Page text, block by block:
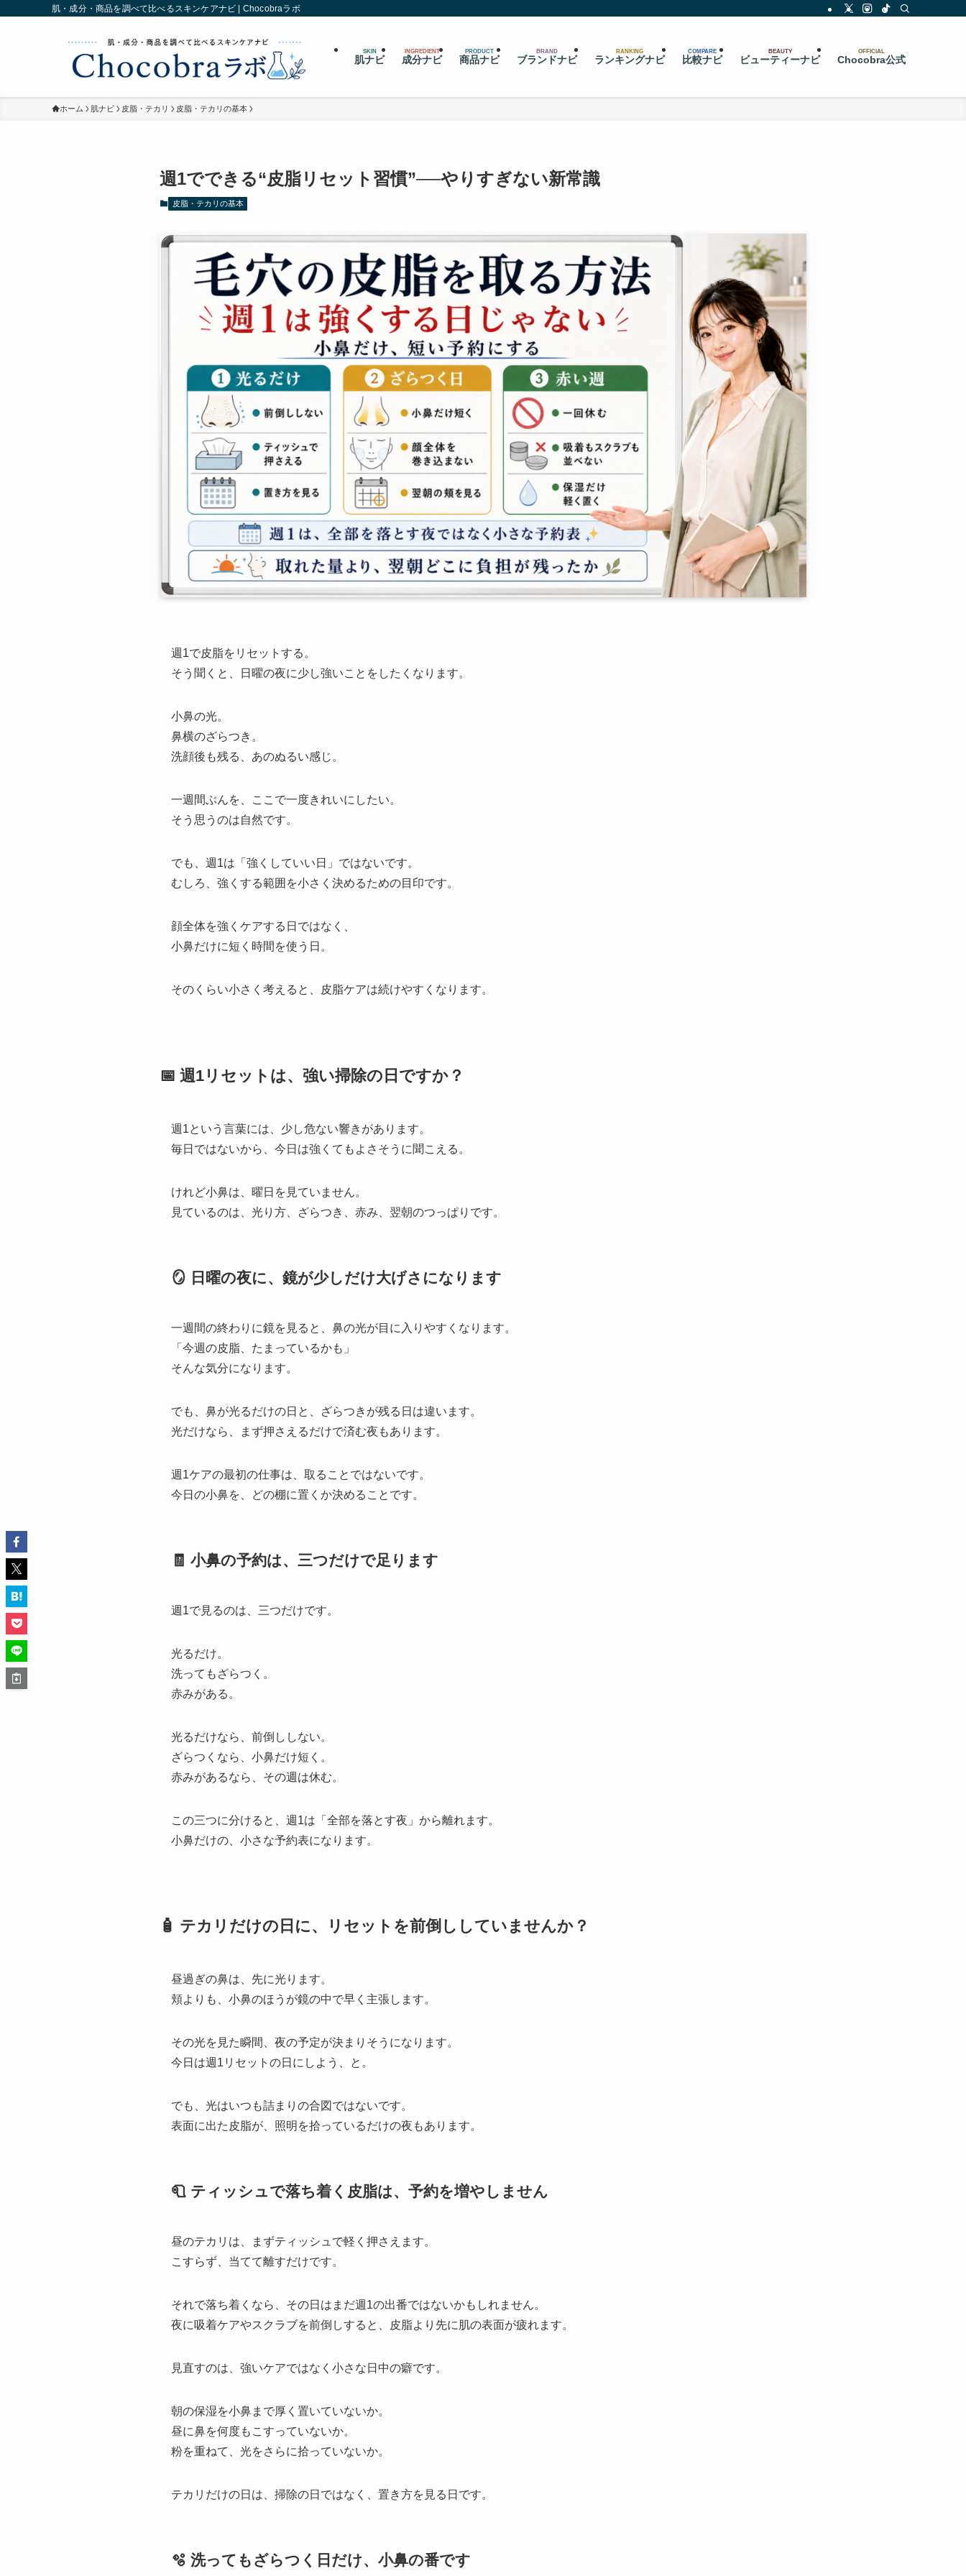
肌・成分・商品を調べて比べるスキンケアナビ | Chocobraラボ
SKIN
肌ナビ
INGREDIENT
成分ナビ
PRODUCT
商品ナビ
BRAND
ブランドナビ
RANKING
ランキングナビ
COMPARE
比較ナビ
BEAUTY
ビューティーナビ
OFFICIAL
Chocobra公式
ホーム 肌ナビ 皮脂・テカリ 皮脂・テカリの基本
週1でできる“皮脂リセット習慣”──やりすぎない新常識
皮脂・テカリの基本
週1で皮脂をリセットする。
そう聞くと、日曜の夜に少し強いことをしたくなります。
小鼻の光。
鼻横のざらつき。
洗顔後も残る、あのぬるい感じ。
一週間ぶんを、ここで一度きれいにしたい。
そう思うのは自然です。
でも、週1は「強くしていい日」ではないです。
むしろ、強くする範囲を小さく決めるための目印です。
顔全体を強くケアする日ではなく、
小鼻だけに短く時間を使う日。
そのくらい小さく考えると、皮脂ケアは続けやすくなります。
📅 週1リセットは、強い掃除の日ですか？
週1という言葉には、少し危ない響きがあります。
毎日ではないから、今日は強くてもよさそうに聞こえる。
けれど小鼻は、曜日を見ていません。
見ているのは、光り方、ざらつき、赤み、翌朝のつっぱりです。
🪞 日曜の夜に、鏡が少しだけ大げさになります
一週間の終わりに鏡を見ると、鼻の光が目に入りやすくなります。
「今週の皮脂、たまっているかも」
そんな気分になります。
でも、鼻が光るだけの日と、ざらつきが残る日は違います。
光だけなら、まず押さえるだけで済む夜もあります。
週1ケアの最初の仕事は、取ることではないです。
今日の小鼻を、どの棚に置くか決めることです。
🧾 小鼻の予約は、三つだけで足ります
週1で見るのは、三つだけです。
光るだけ。
洗ってもざらつく。
赤みがある。
光るだけなら、前倒ししない。
ざらつくなら、小鼻だけ短く。
赤みがあるなら、その週は休む。
この三つに分けると、週1は「全部を落とす夜」から離れます。
小鼻だけの、小さな予約表になります。
🧴 テカリだけの日に、リセットを前倒ししていませんか？
昼過ぎの鼻は、先に光ります。
頬よりも、小鼻のほうが鏡の中で早く主張します。
その光を見た瞬間、夜の予定が決まりそうになります。
今日は週1リセットの日にしよう、と。
でも、光はいつも詰まりの合図ではないです。
表面に出た皮脂が、照明を拾っているだけの夜もあります。
🧻 ティッシュで落ち着く皮脂は、予約を増やしません
昼のテカリは、まずティッシュで軽く押さえます。
こすらず、当てて離すだけです。
それで落ち着くなら、その日はまだ週1の出番ではないかもしれません。
夜に吸着ケアやスクラブを前倒しすると、皮脂より先に肌の表面が疲れます。
見直すのは、強いケアではなく小さな日中の癖です。
朝の保湿を小鼻まで厚く置いていないか。
昼に鼻を何度もこすっていないか。
粉を重ねて、光をさらに拾っていないか。
テカリだけの日は、掃除の日ではなく、置き方を見る日です。
🫧 洗ってもざらつく日だけ、小鼻の番です